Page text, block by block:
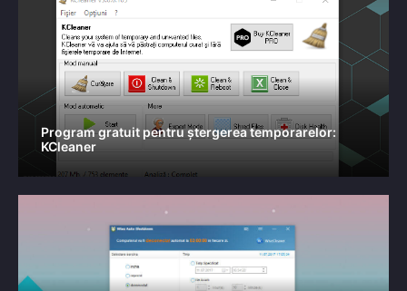
Program gratuit pentru ștergerea temporarelor:
KCleaner